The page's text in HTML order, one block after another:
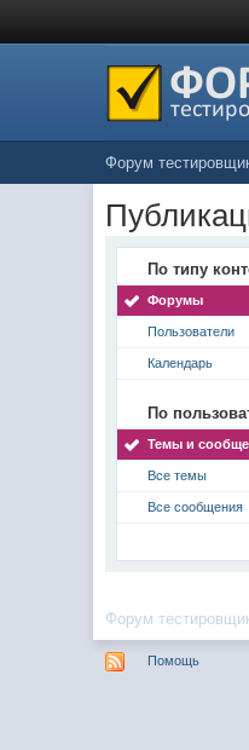
Форум
По типу
Форумы
Пользователи
Календарь
По
Темы и
Все темы
Все сообщения
Форум
Помощь